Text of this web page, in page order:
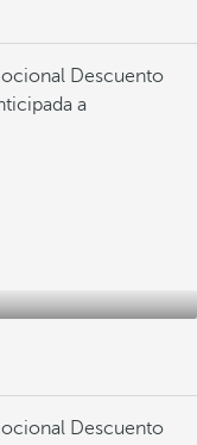
Descuento
a
Descuento